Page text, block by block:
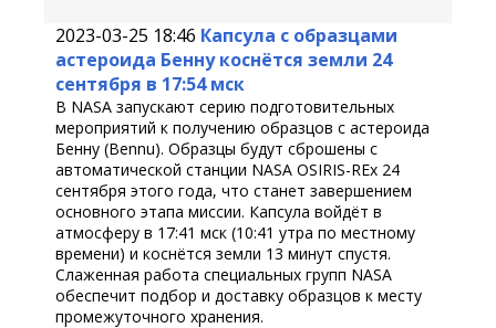
2023-03-25 18:46 Капсула с образцами
астероида Бенну коснётся земли 24
сентября в 17:54 мск
В NASA запускают серию подготовительных
мероприятий к получению образцов с астероида
Бенну (Bennu). Образцы будут сброшены с
автоматической станции NASA OSIRIS-REx 24
сентября этого года, что станет завершением
основного этапа миссии. Капсула войдёт в
атмосферу в 17:41 мск (10:41 утра по местному
времени) и коснётся земли 13 минут спустя.
Слаженная работа специальных групп NASA
обеспечит подбор и доставку образцов к месту
промежуточного хранения.